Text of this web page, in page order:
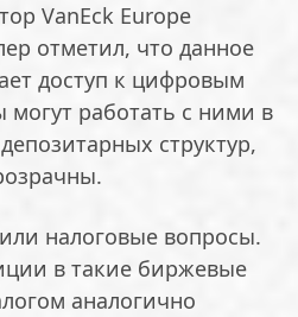
VanEck Europe
отметил, что данное
доступ к цифровым
могут работать с ними в
структур,
налоговые вопросы.
в такие биржевые
аналогично